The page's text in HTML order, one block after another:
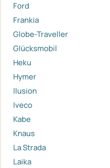
Ford
Frankia
Globe-Traveller
Glücksmobil
Heku
Hymer
Ilusion
Iveco
Kabe
Knaus
La Strada
Laika